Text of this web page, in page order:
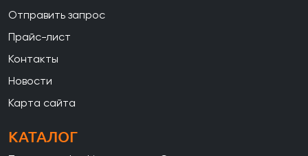
Отправить запрос
Прайс-лист
Контакты
Новости
Карта сайта
КАТАЛОГ